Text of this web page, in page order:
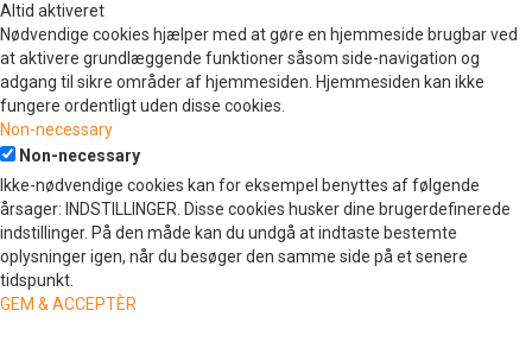
Altid aktiveret
Nødvendige cookies hjælper med at gøre en hjemmeside brugbar ved
at aktivere grundlæggende funktioner såsom side-navigation og
adgang til sikre områder af hjemmesiden. Hjemmesiden kan ikke
fungere ordentligt uden disse cookies.
Non-necessary
Non-necessary
Ikke-nødvendige cookies kan for eksempel benyttes af følgende
årsager: INDSTILLINGER. Disse cookies husker dine brugerdefinerede
indstillinger. På den måde kan du undgå at indtaste bestemte
oplysninger igen, når du besøger den samme side på et senere
tidspunkt.
GEM & ACCEPTÈR